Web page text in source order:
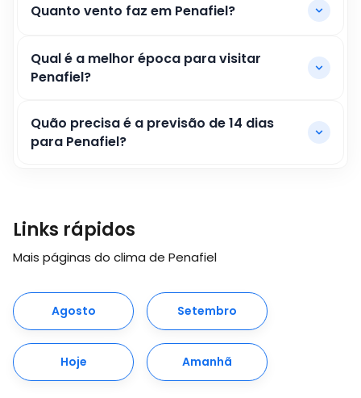
Quanto vento faz em Penafiel?
Qual é a melhor época para visitar
Penafiel?
Quão precisa é a previsão de 14 dias
para Penafiel?
Links rápidos
Mais páginas do clima de Penafiel
Agosto Setembro
Hoje Amanhã